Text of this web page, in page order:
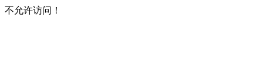
不允许访问！